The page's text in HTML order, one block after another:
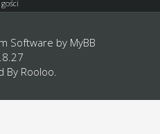
Software by MyBB
By Rooloo